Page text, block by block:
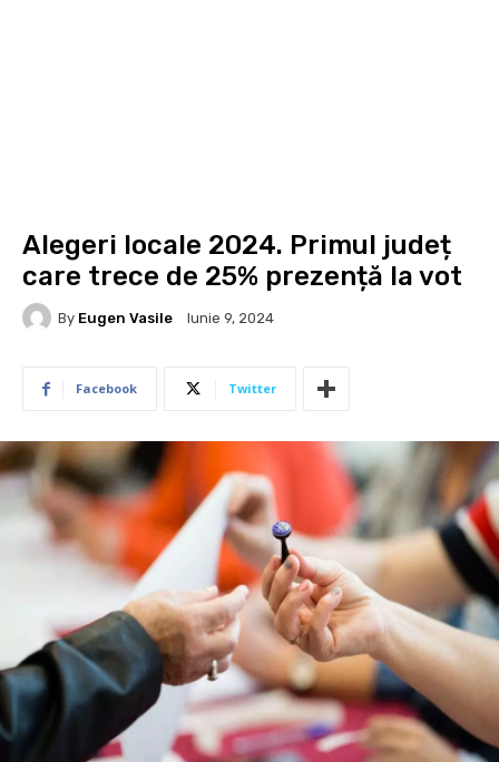
Alegeri locale 2024. Primul județ
care trece de 25% prezență la vot
By Eugen Vasile Iunie 9, 2024
Facebook Twitter